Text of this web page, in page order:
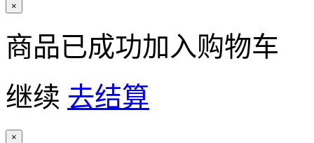
×
商品已成功加入购物车
继续 去结算
×